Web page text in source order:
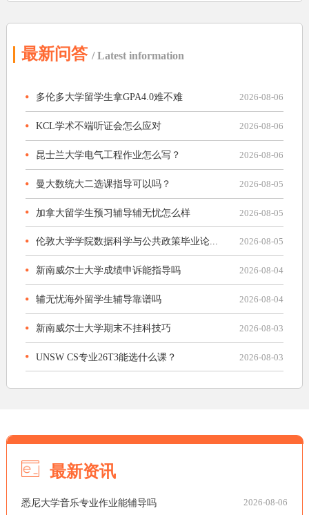
最新问答 / Latest information
多伦多大学留学生拿GPA4.0难不难 2026-08-06
KCL学术不端听证会怎么应对 2026-08-06
昆士兰大学电气工程作业怎么写？ 2026-08-06
曼大数统大二选课指导可以吗？ 2026-08-05
加拿大留学生预习辅导辅无忧怎么样 2026-08-05
伦敦大学学院数据科学与公共政策毕业论... 2026-08-05
新南威尔士大学成绩申诉能指导吗 2026-08-04
辅无忧海外留学生辅导靠谱吗 2026-08-04
新南威尔士大学期末不挂科技巧 2026-08-03
UNSW CS专业26T3能选什么课？ 2026-08-03
最新资讯
悉尼大学音乐专业作业能辅导吗 2026-08-06